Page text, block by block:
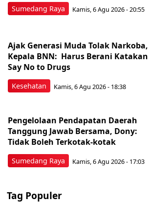
Sumedang Raya Kamis, 6 Agu 2026 - 20:55
Kesehatan
Ajak Generasi Muda Tolak Narkoba,
Kepala BNN: Harus Berani Katakan
Say No to Drugs
Kamis, 6 Agu 2026 - 18:38
Sumedang Raya
Pengelolaan Pendapatan Daerah
Tanggung Jawab Bersama, Dony:
Tidak Boleh Terkotak-kotak
Kamis, 6 Agu 2026 - 17:03
Tag Populer